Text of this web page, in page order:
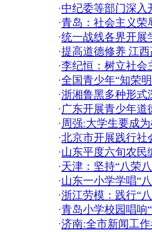
·中纪委等部门深入
·青岛：社会主义荣
·统一战线各界开展
·提高道德修养 江
·李纪恒：树立社会
·全国青少年“知荣
·浙湘鲁黑多种形式
·广东开展青少年道
·周强:大学生要成
·北京市开展践行社
·山东平度六旬农民
·天津：坚持“八荣
·山东一小学学唱“
·浙江劳模：践行“
·青岛小学校园唱响
·济南:全市新闻工